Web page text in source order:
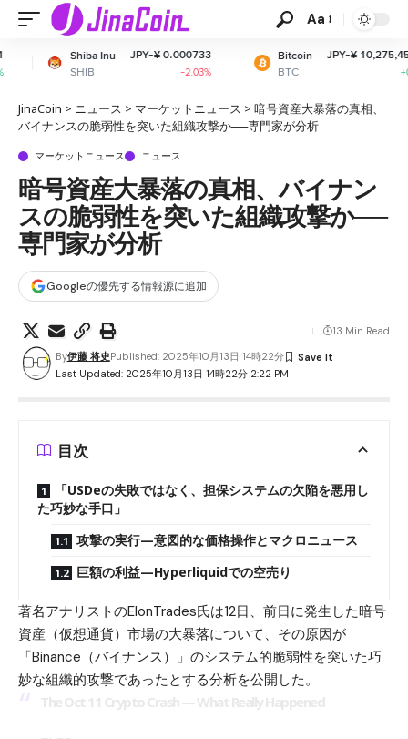
Aa
Inu
JPY-¥ 0.000733
-2.03%
Bitcoin
BTC
JPY-¥ 10,275,451.49
JinaCoin > ニュース > マーケットニュース > 暗号資産大暴落の真相、
バイナンスの脆弱性を突いた組織攻撃か──専門家が分析
マーケットニュース ニュース
暗号資産大暴落の真相、バイナン
スの脆弱性を突いた組織攻撃か──
専門家が分析
Googleの優先する情報源に追加
Last Updated: 2025年10月13日 14時22分 2:22 PM
By伊藤 将史Published: 2025年10月13日 14時22分
13 Min Read
目次
「USDeの失敗ではなく、担保システムの欠陥を悪用し
た巧妙な手口」
攻撃の実行—意図的な価格操作とマクロニュース
巨額の利益—Hyperliquidでの空売り
著名アナリストのElonTrades氏は12日、前日に発生した暗号
資産（仮想通貨）市場の大暴落について、その原因が
「Binance（バイナンス）」のシステム的脆弱性を突いた巧
妙な組織的攻撃であったとする分析を公開した。